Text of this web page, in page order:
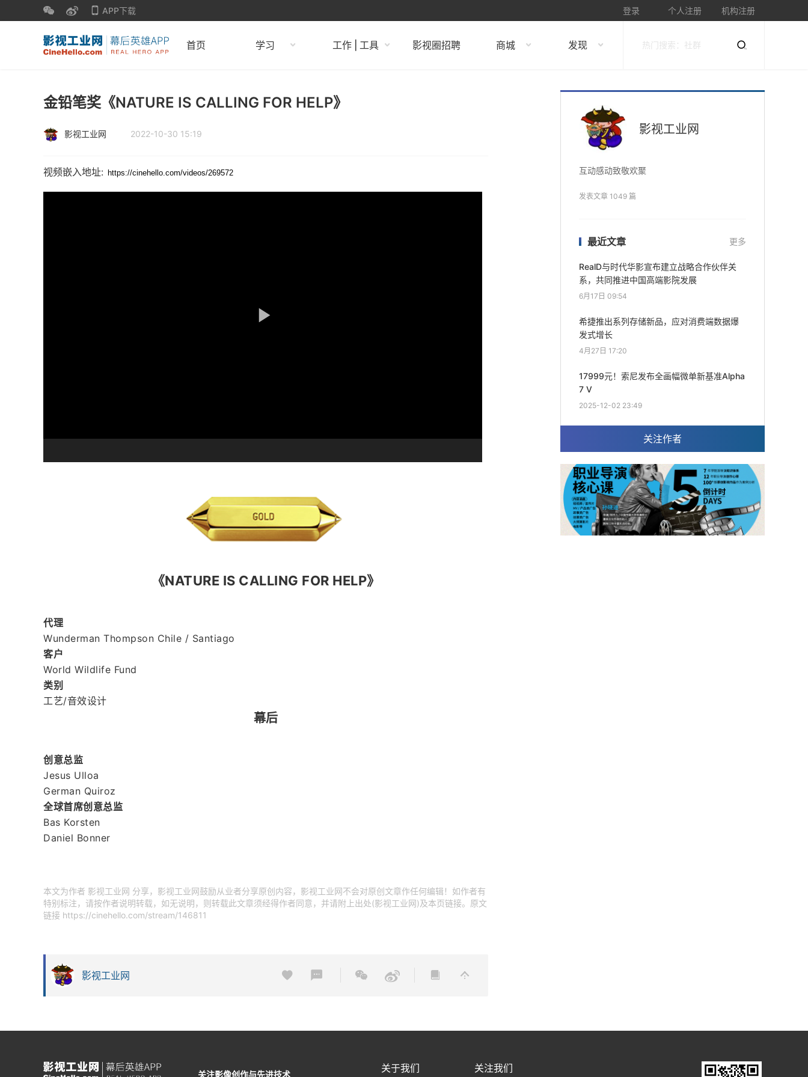
APP下载 登录 个人注册 机构注册
首页 学习 工作 | 工具 影视圈招聘 商城 发现
金铅笔奖《NATURE IS CALLING FOR HELP》
影视工业网 2022-10-30 15:19
视频嵌入地址:
《NATURE IS CALLING FOR HELP》
代理
Wunderman Thompson Chile / Santiago
客户
World Wildlife Fund
类别
工艺/音效设计
幕后
创意总监
Jesus Ulloa
German Quiroz
全球首席创意总监
Bas Korsten
Daniel Bonner
本文为作者 影视工业网 分享，影视工业网鼓励从业者分享原创内容，影视工业网不会对原创文章作任何编辑！如作者有
特别标注，请按作者说明转载，如无说明，则转载此文章须经得作者同意，并请附上出处(影视工业网)及本页链接。原文
链接 https://cinehello.com/stream/146811
影视工业网
影视工业网
互动感动致敬欢聚
发表文章 1049 篇
最近文章 更多
RealD与时代华影宣布建立战略合作伙伴关
系，共同推进中国高端影院发展
6月17日 09:54
希捷推出系列存储新品，应对消费端数据爆
发式增长
4月27日 17:20
17999元！索尼发布全画幅微单新基准Alpha
7 V
2025-12-02 23:49
关注作者
关注影像创作与先进技术
关于我们 关注我们